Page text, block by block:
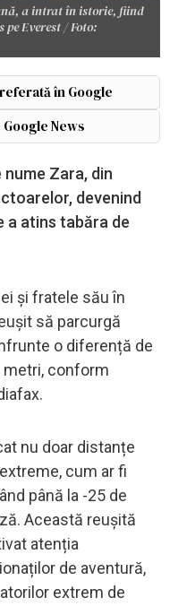
a intrat în istorie, fiind
Everest / Foto:
în Google
News
Zara, din
devenind
a atins tabăra de
și fratele său în
să parcurgă
o diferență de
metri, conform
nu doar distanțe
cum ar fi
până la -25 de
Această reușită
atenția
de aventură,
extrem de